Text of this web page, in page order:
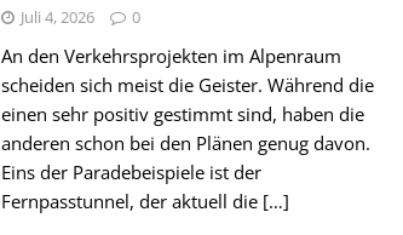
Juli 4, 2026 0
An den Verkehrsprojekten im Alpenraum
scheiden sich meist die Geister. Während die
einen sehr positiv gestimmt sind, haben die
anderen schon bei den Plänen genug davon.
Eins der Paradebeispiele ist der
Fernpasstunnel, der aktuell die […]